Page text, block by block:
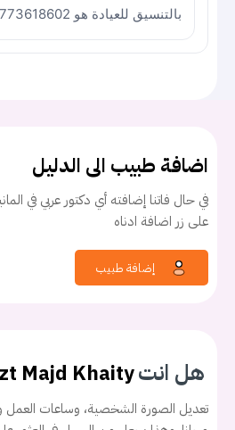
بالتنسيق للعيادة هو 015773618602.
اضافة طبيب الى الدليل
في حال فاتنا إضافته أي دكتور عربي في
على زر اضافة ادناه
هل انتMajd Khaity
تعديل الصورة الشخصية، وساعات